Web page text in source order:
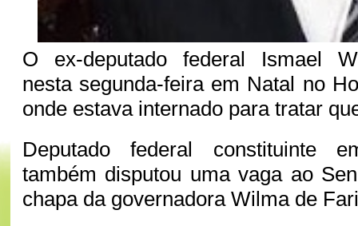
O ex-deputado federal Ismael
nesta segunda-feira em Natal no
onde estava internado para tratar
Deputado federal constituinte
também disputou uma vaga ao
chapa da governadora Wilma de